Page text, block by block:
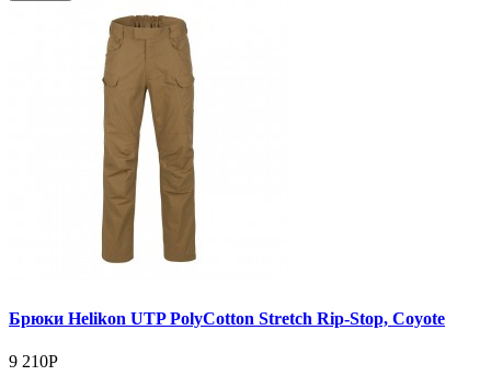
Брюки Helikon UTP PolyCotton Stretch Rip-Stop, Coyote
9 210Р